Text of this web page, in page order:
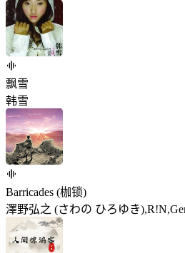
飘雪
韩雪
Barricades (枷锁)
澤野弘之 (さわの ひろゆき